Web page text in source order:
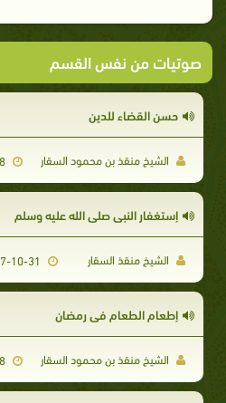
صوتيات من نفس القسم
حسن القضاء للدين
الشيخ منقذ بن محمود السقار 2008-02-08
إستغفار النبى صلى الله عليه وسلم
الشيخ منقذ السقار
إطعام الطعام في رمضان
الشيخ منقذ بن محمود السقار 2008-02-08